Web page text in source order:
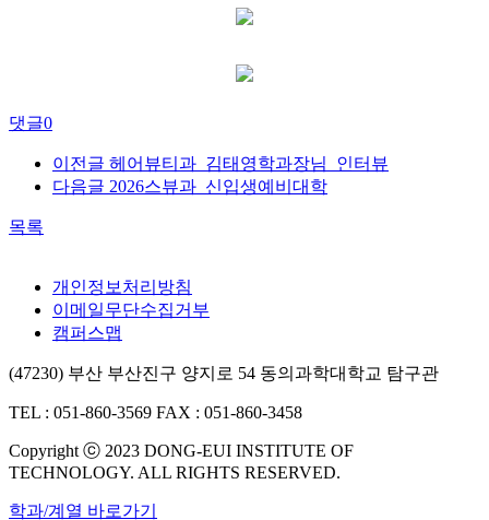
댓글0
이전글 헤어뷰티과_김태영학과장님_인터뷰
다음글 2026스뷰과_신입생예비대학
목록
개인정보처리방침
이메일무단수집거부
캠퍼스맵
(47230) 부산 부산진구 양지로 54 동의과학대학교 탐구관
TEL : 051-860-3569 FAX : 051-860-3458
Copyright ⓒ 2023 DONG-EUI INSTITUTE OF
TECHNOLOGY. ALL RIGHTS RESERVED.
학과/계열 바로가기